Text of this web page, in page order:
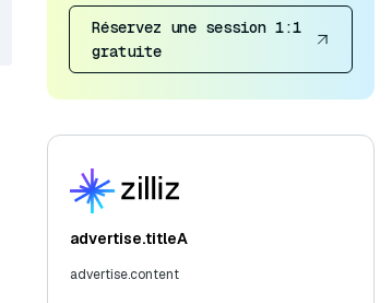
Réservez une session 1:1
gratuite
advertise.titleA
advertise.content